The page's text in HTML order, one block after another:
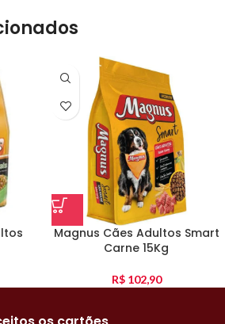
Magnus Cães Adultos Smart
Carne 15Kg
R$102,90